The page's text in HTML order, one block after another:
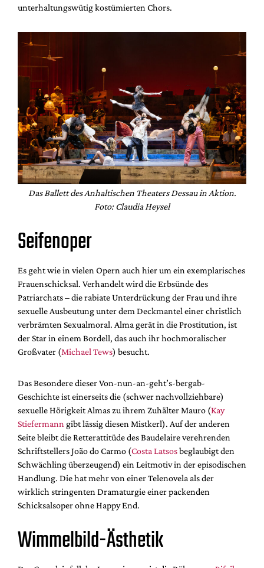
unterhaltungswütig kostümierten Chors.
Das Ballett des Anhaltischen Theaters Dessau in Aktion.
Foto: Claudia Heysel
Seifenoper
Es geht wie in vielen Opern auch hier um ein exemplarisches
Frauenschicksal. Verhandelt wird die Erbsünde des
Patriarchats – die rabiate Unterdrückung der Frau und ihre
sexuelle Ausbeutung unter dem Deckmantel einer christlich
verbrämten Sexualmoral. Alma gerät in die Prostitution, ist
der Star in einem Bordell, das auch ihr hochmoralischer
Großvater (Michael Tews) besucht.
Das Besondere dieser Von-nun-an-geht’s-bergab-
Geschichte ist einerseits die (schwer nachvollziehbare)
sexuelle Hörigkeit Almas zu ihrem Zuhälter Mauro (Kay
Stiefermann gibt lässig diesen Mistkerl). Auf der anderen
Seite bleibt die Retterattitüde des Baudelaire verehrenden
Schriftstellers João do Carmo (Costa Latsosbeglaubigt den
Schwächling überzeugend) ein Leitmotiv in der episodischen
Handlung. Die hat mehr von einer Telenovela als der
wirklich stringenten Dramaturgie einer packenden
Schicksalsoper ohne Happy End.
Wimmelbild-Ästhetik